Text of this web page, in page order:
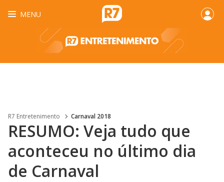
MENU
R7 Entretenimento Carnaval 2018
RESUMO: Veja tudo que
aconteceu no último dia
de Carnaval